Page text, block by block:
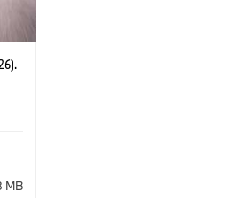
MB